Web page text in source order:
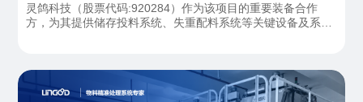
灵鸽科技（股票代码:920284）作为该项目的重要装备合作
方，为其提供储存投料系统、失重配料系统等关键设备及系统